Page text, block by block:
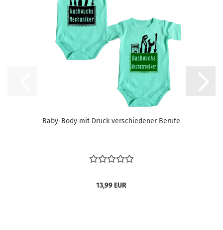
Baby-Body mit Druck verschiedener Berufe
13,99 EUR